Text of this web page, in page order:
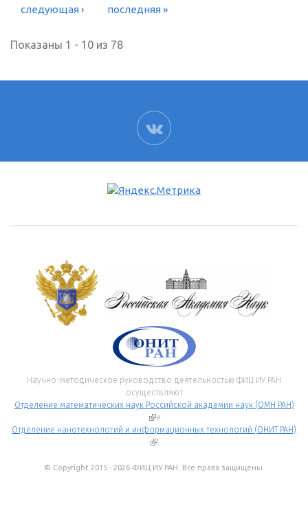
следующая › последняя »
Показаны 1 - 10 из 78
ВК
Научно-методическое руководство деятельностью ФИЦ ИУ РАН
осуществляют
Отделение математических наук Российской академии наук (ОМН РАН)
(внешняя ссылка)
и
Отделение нанотехнологий и информационных технологий (ОНИТ РАН)
(внешняя ссылка)
© Copyright 2015 - 2026 ФИЦ ИУ РАН. Все права защищены.